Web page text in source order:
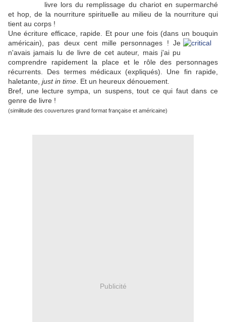
livre lors du remplissage du chariot en supermarché
et hop, de la nourriture spirituelle au milieu de la nourriture qui
tient au corps !
Une écriture efficace, rapide. Et pour une fois (dans un bouquin
américain), pas deux cent millepersonnages ! Je
n'avais jamais lu de livre de cet auteur, mais j'ai pu
comprendre rapidement la place et le rôle des personnages
récurrents. Des termes médicaux (expliqués). Une fin rapide,
haletante, just in time . Et un heureux dénouement.
Bref, une lecture sympa, un suspens, tout ce qui faut dans ce
genre de livre !
(similitude des couvertures grand format française et américaine)
Publicité